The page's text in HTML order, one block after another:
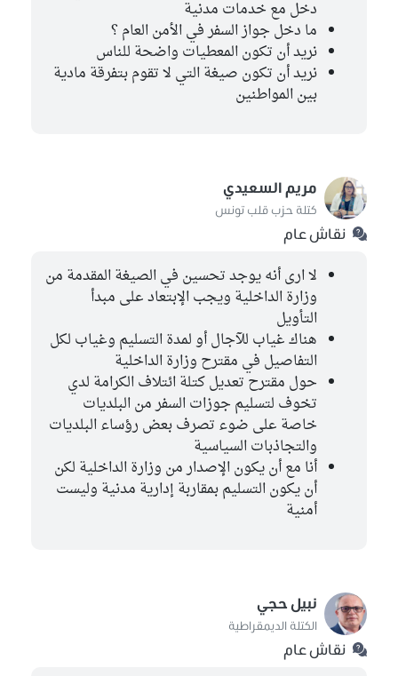
دخل مع خدمات مدنية
ما دخل جواز السفر في الأمن العام ؟
نريد أن تكون المعطيات واضحة للناس
نريد أن تكون صيغة التي لا تقوم بتفرقة مادية
بين المواطنين
مريم السعيدي
كتلة حزب قلب تونس
نقاش عام
لا ارى أنه يوجد تحسين في الصيغة المقدمة من
وزارة الداخلية ويجب الإبتعاد على مبدأ
التأويل
هناك غياب للآجال أو لمدة التسليم وغياب لكل
التفاصيل في مقترح وزارة الداخلية
حول مقترح تعديل كتلة ائتلاف الكرامة لدي
تخوف لتسليم جوزات السفر من البلديات
خاصة على ضوء تصرف بعض رؤساء البلديات
والتجاذبات السياسية
أنا مع أن يكون الإصدار من وزارة الداخلية لكن
أن يكون التسليم بمقاربة إدارية مدنية وليست
أمنية
نبيل حجي
الكتلة الديمقراطية
نقاش عام